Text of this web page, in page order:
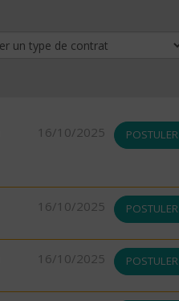
16/10/2025 POSTULER
16/10/2025 POSTULER
16/10/2025 POSTULER